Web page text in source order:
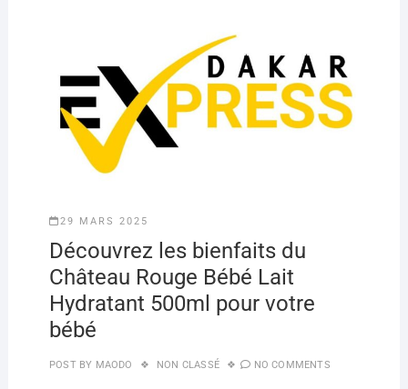
29 MARS 2025
Découvrez les bienfaits du
Château Rouge Bébé Lait
Hydratant 500ml pour votre
bébé
POST BY MAODO NON CLASSÉ NO COMMENTS